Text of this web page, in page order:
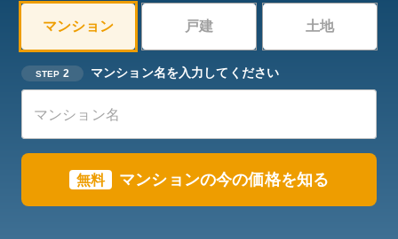
マンション 戸建 土地
STEP 2 マンション名を入力してください
無料 マンションの今の価格を知る